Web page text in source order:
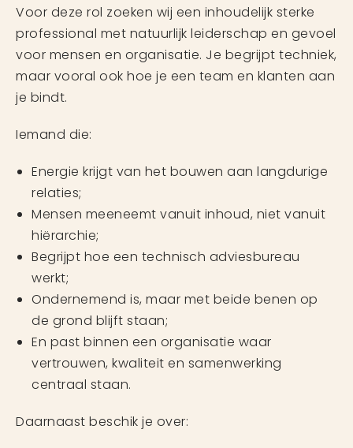
Voor deze rol zoeken wij een inhoudelijk sterke
professional met natuurlijk leiderschap en gevoel
voor mensen en organisatie. Je begrijpt techniek,
maar vooral ook hoe je een team en klanten aan
je bindt.
Iemand die:
Energie krijgt van het bouwen aan langdurige
relaties;
Mensen meeneemt vanuit inhoud, niet vanuit
hiërarchie;
Begrijpt hoe een technisch adviesbureau
werkt;
Ondernemend is, maar met beide benen op
de grond blijft staan;
En past binnen een organisatie waar
vertrouwen, kwaliteit en samenwerking
centraal staan.
Daarnaast beschik je over: